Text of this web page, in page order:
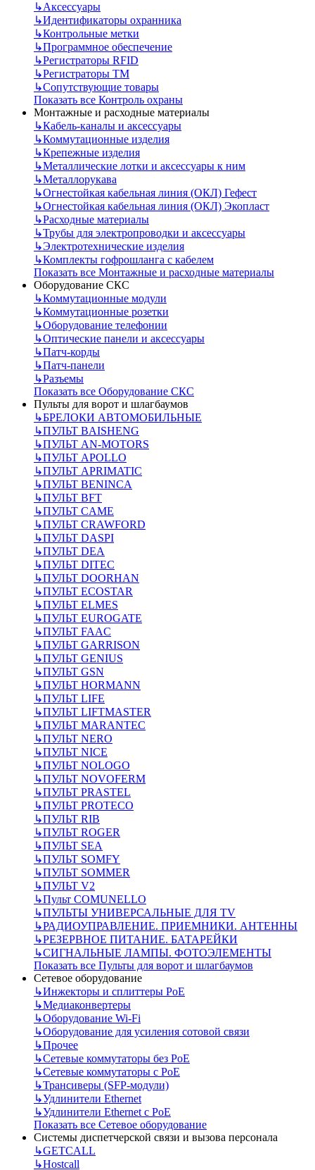
↳Аксессуары
↳Идентификаторы охранника
↳Контрольные метки
↳Программное обеспечение
↳Регистраторы RFID
↳Регистраторы ТМ
↳Сопутствующие товары
Показать все Контроль охраны
Монтажные и расходные материалы
↳Кабель-каналы и аксессуары
↳Коммутационные изделия
↳Крепежные изделия
↳Металлические лотки и аксессуары к ним
↳Металлорукава
↳Огнестойкая кабельная линия (ОКЛ) Гефест
↳Огнестойкая кабельная линия (ОКЛ) Экопласт
↳Расходные материалы
↳Трубы для электропроводки и аксессуары
↳Электротехнические изделия
↳Комплекты гофрошланга с кабелем
Показать все Монтажные и расходные материалы
Оборудование СКС
↳Коммутационные модули
↳Коммутационные розетки
↳Оборудование телефонии
↳Оптические панели и аксессуары
↳Патч-корды
↳Патч-панели
↳Разъемы
Показать все Оборудование СКС
Пульты для ворот и шлагбаумов
↳БРЕЛОКИ АВТОМОБИЛЬНЫЕ
↳ПУЛЬТ BAISHENG
↳ПУЛЬТ AN-MOTORS
↳ПУЛЬТ APOLLO
↳ПУЛЬТ APRIMATIC
↳ПУЛЬТ BENINCA
↳ПУЛЬТ BFT
↳ПУЛЬТ CAME
↳ПУЛЬТ CRAWFORD
↳ПУЛЬТ DASPI
↳ПУЛЬТ DEA
↳ПУЛЬТ DITEC
↳ПУЛЬТ DOORHAN
↳ПУЛЬТ ECOSTAR
↳ПУЛЬТ ELMES
↳ПУЛЬТ EUROGATE
↳ПУЛЬТ FAAC
↳ПУЛЬТ GARRISON
↳ПУЛЬТ GENIUS
↳ПУЛЬТ GSN
↳ПУЛЬТ HORMANN
↳ПУЛЬТ LIFE
↳ПУЛЬТ LIFTMASTER
↳ПУЛЬТ MARANTEC
↳ПУЛЬТ NERO
↳ПУЛЬТ NICE
↳ПУЛЬТ NOLOGO
↳ПУЛЬТ NOVOFERM
↳ПУЛЬТ PRASTEL
↳ПУЛЬТ PROTECO
↳ПУЛЬТ RIB
↳ПУЛЬТ ROGER
↳ПУЛЬТ SEA
↳ПУЛЬТ SOMFY
↳ПУЛЬТ SOMMER
↳ПУЛЬТ V2
↳Пульт СOMUNELLO
↳ПУЛЬТЫ УНИВЕРСАЛЬНЫЕ ДЛЯ TV
↳РАДИОУПРАВЛЕНИЕ. ПРИЕМНИКИ. АНТЕННЫ
↳РЕЗЕРВНОЕ ПИТАНИЕ. БАТАРЕЙКИ
↳СИГНАЛЬНЫЕ ЛАМПЫ. ФОТОЭЛЕМЕНТЫ
Показать все Пульты для ворот и шлагбаумов
Сетевое оборудование
↳Инжекторы и сплиттеры РоЕ
↳Медиаконвертеры
↳Оборудование Wi-Fi
↳Оборудование для усиления сотовой связи
↳Прочее
↳Сетевые коммутаторы без РоЕ
↳Сетевые коммутаторы с РоЕ
↳Трансиверы (SFP-модули)
↳Удлинители Ethernet
↳Удлинители Ethernet с PoE
Показать все Сетевое оборудование
Системы диспетчерской связи и вызова персонала
↳GETCALL
↳Hostcall